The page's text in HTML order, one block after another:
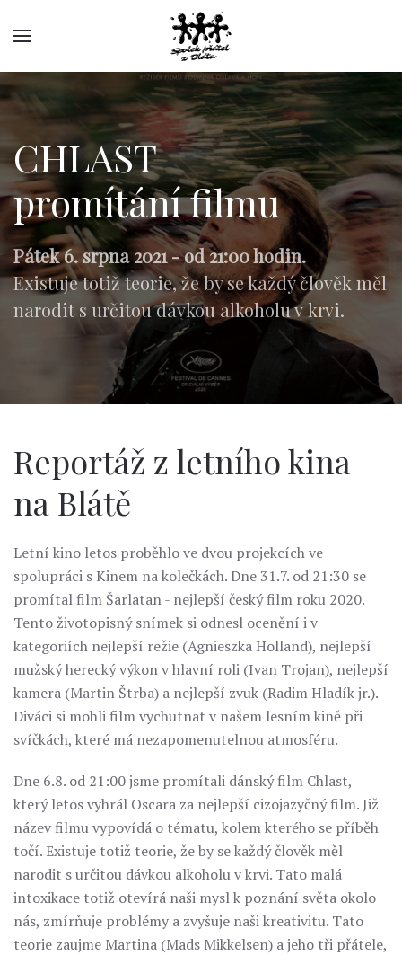
CHLAST
promítání filmu
Pátek 6. srpna 2021 - od 21:00 hodin.
Existuje totiž teorie, že by se každý člověk měl
narodit s určitou dávkou alkoholu v krvi.
Reportáž z letního kina
na Blátě
Letní kino letos proběhlo ve dvou projekcích ve
spolupráci s Kinem na kolečkách. Dne 31.7. od 21:30 se
promítal film Šarlatan - nejlepší český film roku 2020.
Tento životopisný snímek si odnesl ocenění i v
kategoriích nejlepší režie (Agnieszka Holland), nejlepší
mužský herecký výkon v hlavní roli (Ivan Trojan), nejlepší
kamera (Martin Štrba) a nejlepší zvuk (Radim Hladík jr.).
Diváci si mohli film vychutnat v našem lesním kině při
svíčkách, které má nezapomenutelnou atmosféru.
Dne 6.8. od 21:00 jsme promítali dánský film Chlast,
který letos vyhrál Oscara za nejlepší cizojazyčný film. Již
název filmu vypovídá o tématu, kolem kterého se příběh
točí. Existuje totiž teorie, že by se každý člověk měl
narodit s určitou dávkou alkoholu v krvi. Tato malá
intoxikace totiž otevírá naši mysl k poznání světa okolo
nás, zmírňuje problémy a zvyšuje naši kreativitu. Tato
teorie zaujme Martina (Mads Mikkelsen) a jeho tři přátele,